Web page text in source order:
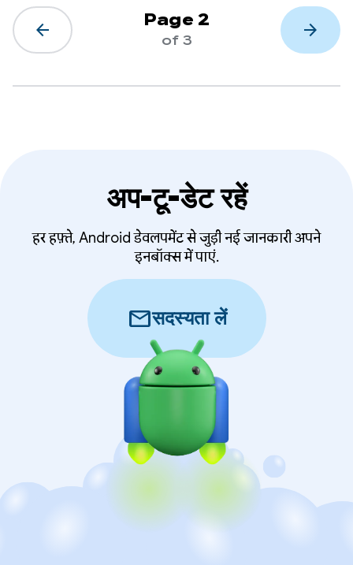
arrow_back Page 2
of 3 arrow_forward
अप-टू-डेट रहें
हर हफ़्ते, Android डेवलपमेंट से जुड़ी नई जानकारी अपने
इनबॉक्स में पाएं.
mailसदस्यता लें